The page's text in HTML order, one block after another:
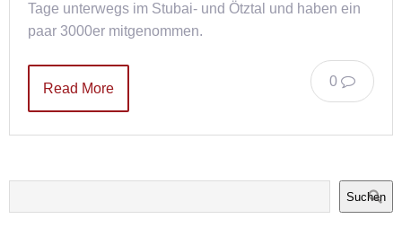
Tage unterwegs im Stubai- und Ötztal und haben ein
paar 3000er mitgenommen.
0
Read More
Suchen